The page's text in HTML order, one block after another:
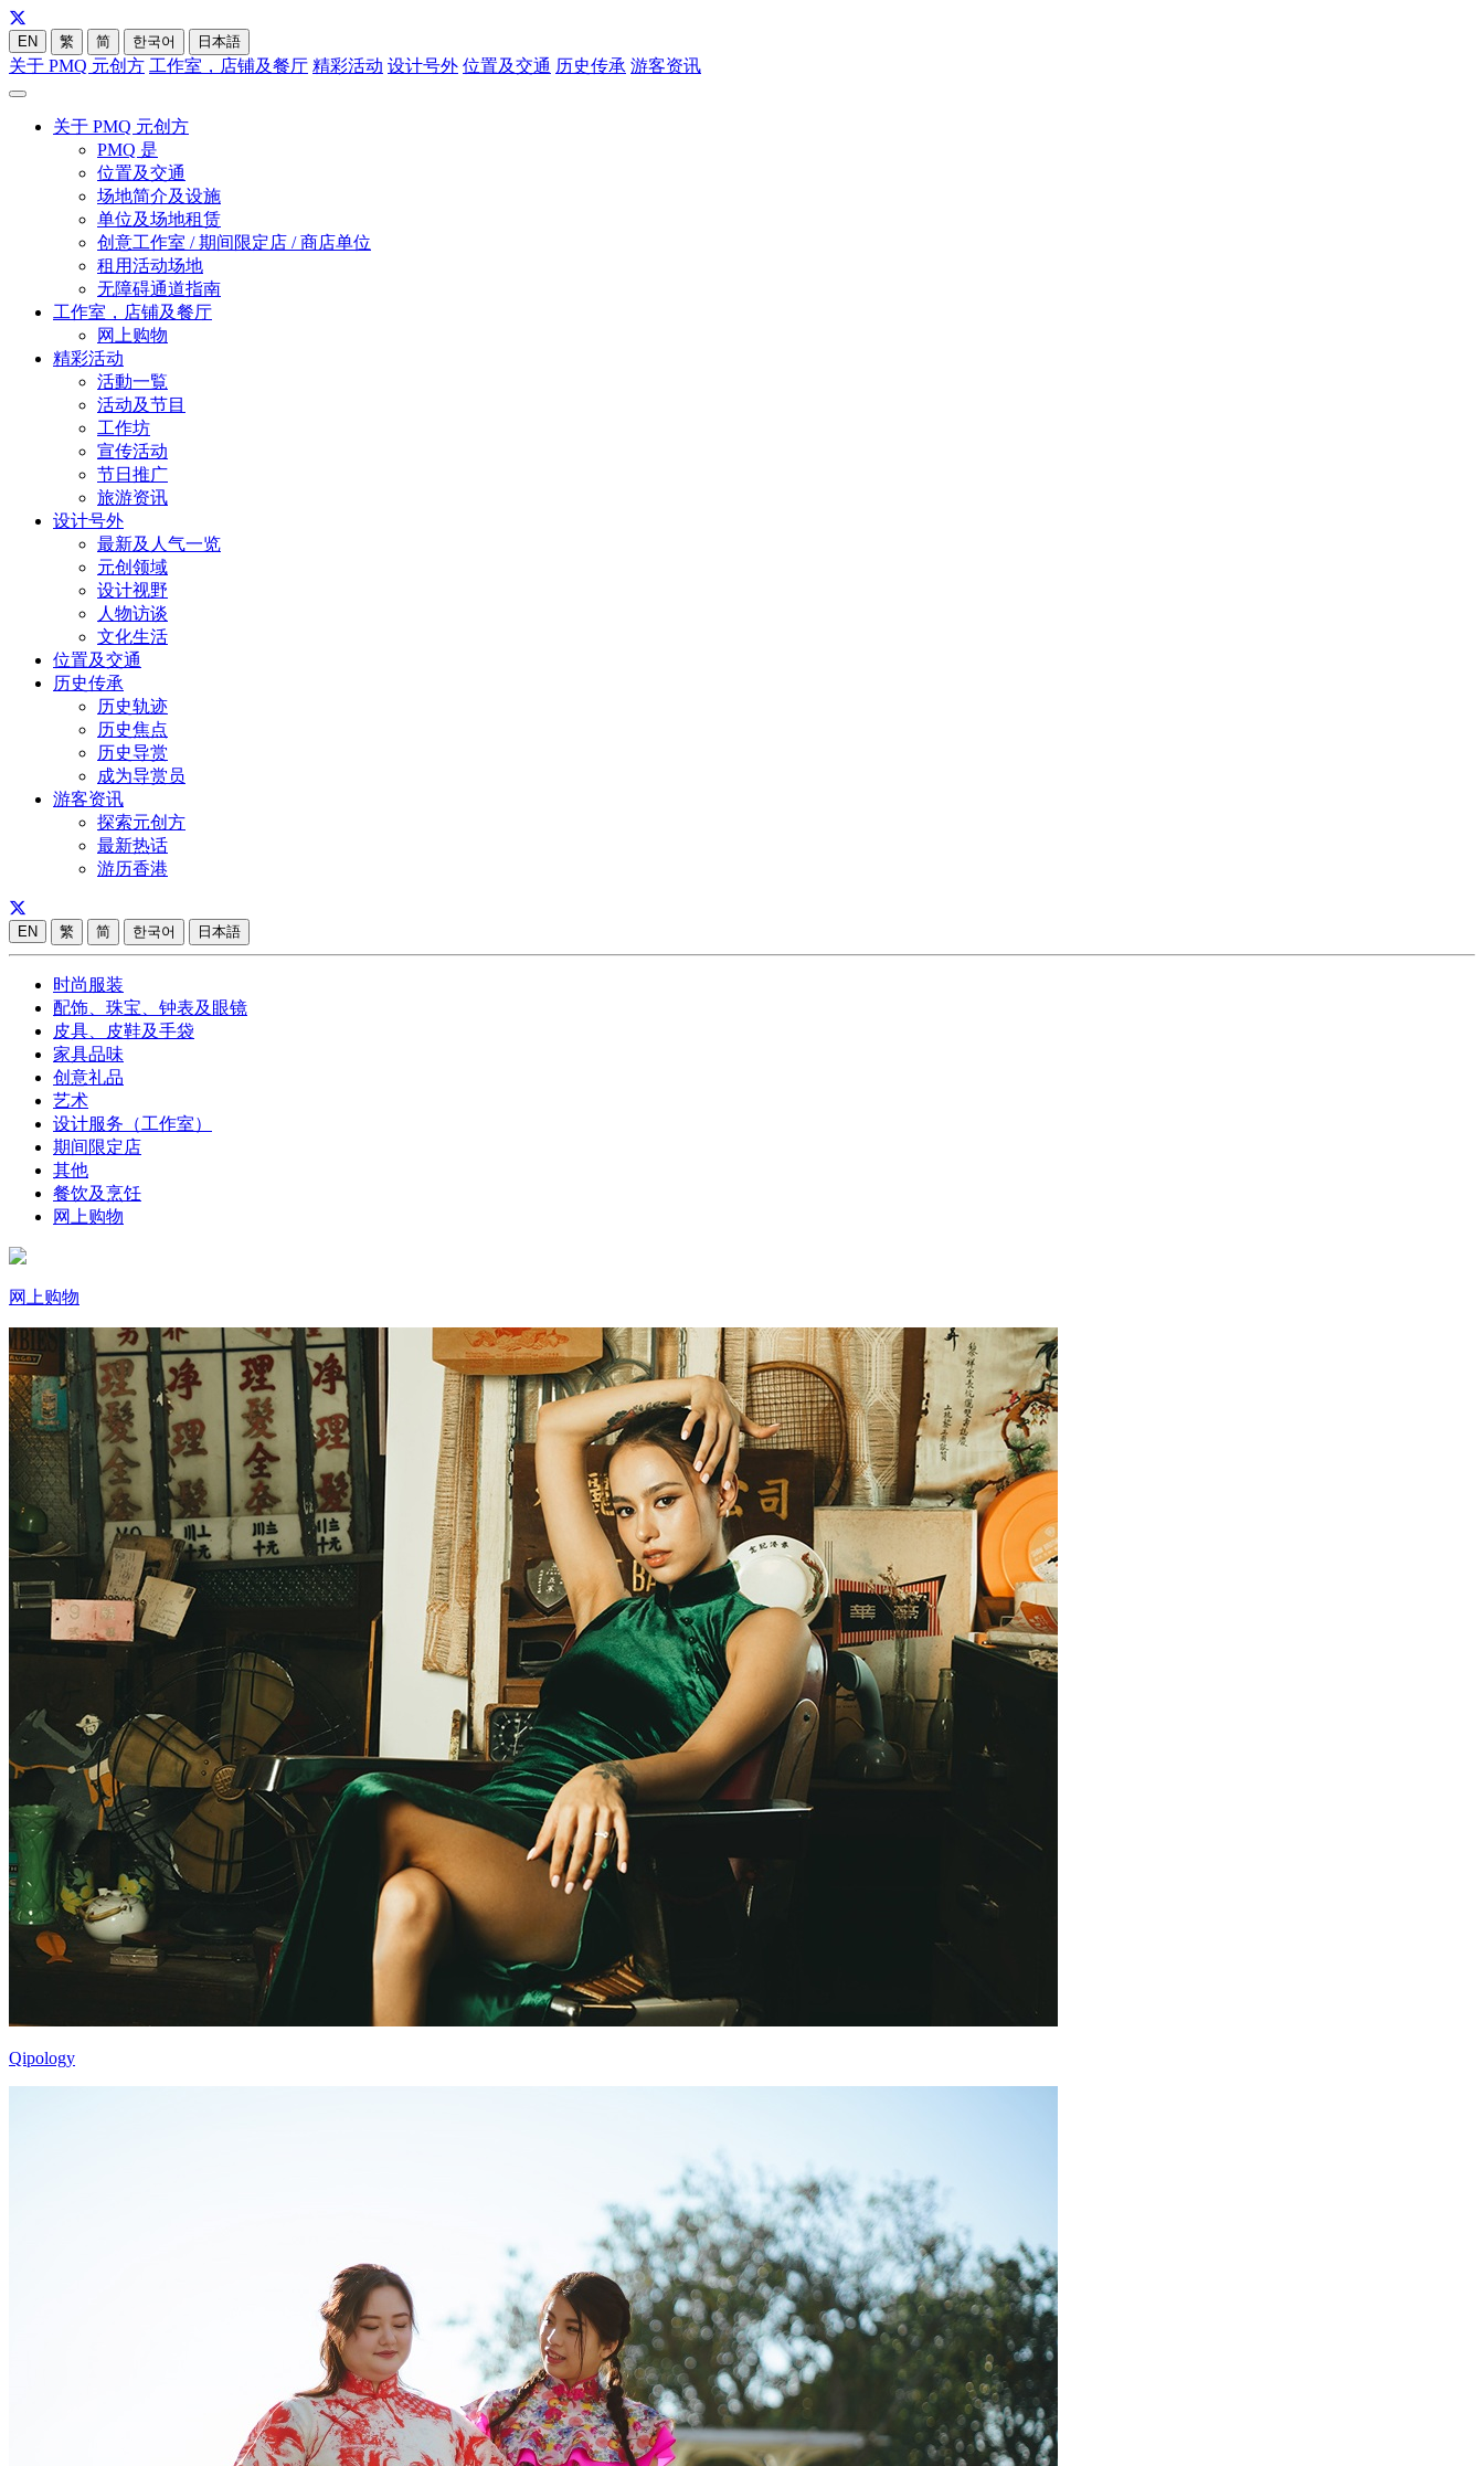
EN 繁 简 한국어 日本語
关于 PMQ 元创方 工作室，店铺及餐厅 精彩活动 设计号外 位置及交通 历史传承 游客资讯
关于 PMQ 元创方
PMQ 是
位置及交通
场地简介及设施
单位及场地租赁
创意工作室 / 期间限定店 / 商店单位
租用活动场地
无障碍通道指南
工作室，店铺及餐厅
网上购物
精彩活动
活動一覧
活动及节目
工作坊
宣传活动
节日推广
旅游资讯
设计号外
最新及人气一览
元创领域
设计视野
人物访谈
文化生活
位置及交通
历史传承
历史轨迹
历史焦点
历史导赏
成为导赏员
游客资讯
探索元创方
最新热话
游历香港
EN 繁 简 한국어 日本語
时尚服装
配饰、珠宝、钟表及眼镜
皮具、皮鞋及手袋
家具品味
创意礼品
艺术
设计服务（工作室）
期间限定店
其他
餐饮及烹饪
网上购物
网上购物
Qipology